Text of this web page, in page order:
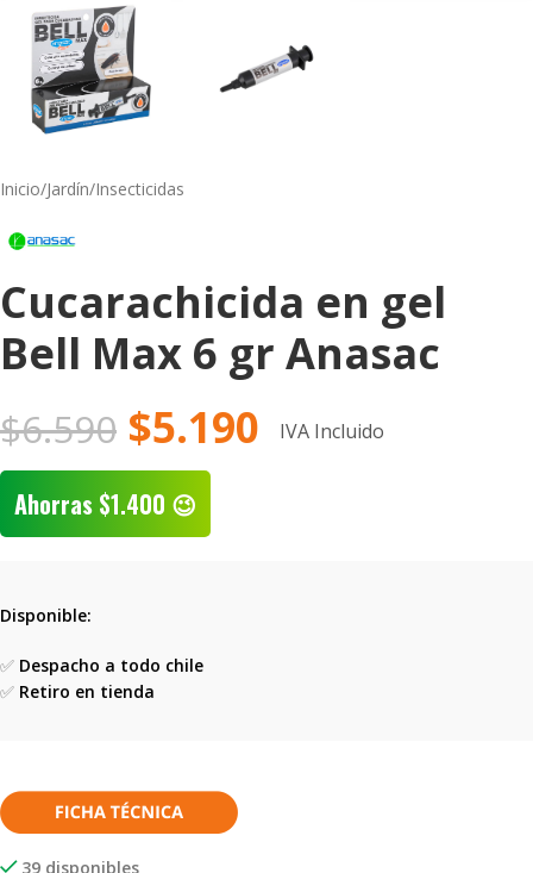
Inicio/Jardín/Insecticidas
Cucarachicida en gel
Bell Max 6 gr Anasac
$6.590 $5.190 IVA Incluido
Ahorras $1.400 😉
Disponible:
✅ Despacho a todo chile
✅ Retiro en tienda
39 disponibles